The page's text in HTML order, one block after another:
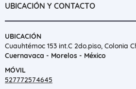
UBICACIÓN Y CONTACTO
UBICACIÓN
Cuauhtémoc 153 int.C 2do.piso, Colonia
Cuernavaca - Morelos - México
MÓVIL
527772574645